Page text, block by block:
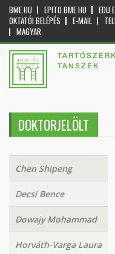
BME.HU EPITO.BME.HU
OKTATÓI BELÉPÉS
E-MAIL
MAGYAR
TANSZÉK
DOKTORJELÖLT
Chen Shipeng
Decsi Bence
Dowajy Mohammad
Horváth-Varga Laura